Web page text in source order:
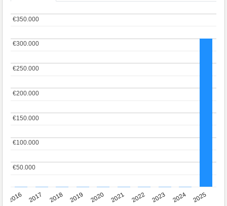
2016 2017 2018 2019 2020 2021 2022 2023 2024 2025
€50.000
€50.000
€100.000
€100.000
€150.000
€150.000
€200.000
€200.000
€250.000
€250.000
€300.000
€300.000
€350.000
€350.000